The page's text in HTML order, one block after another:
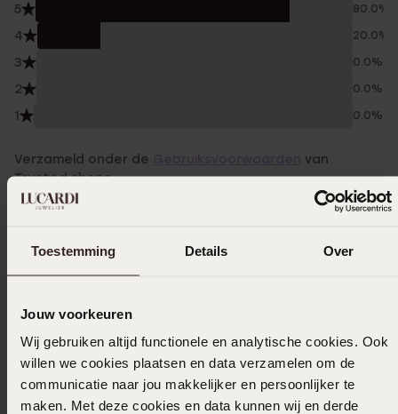
Toestemming Details Over
Jouw voorkeuren
Wij gebruiken altijd functionele en analytische cookies. Ook
willen we cookies plaatsen en data verzamelen om de
communicatie naar jou makkelijker en persoonlijker te
maken. Met deze cookies en data kunnen wij en derde
5 80.0%
4 20.0%
3 0.0%
2 0.0%
1 0.0%
Verzameld onder de
van
Trusted shops
Filter
Heel mooi fijn armbandje. Perfect cadeau.
20-02-2026 - Sanne W.